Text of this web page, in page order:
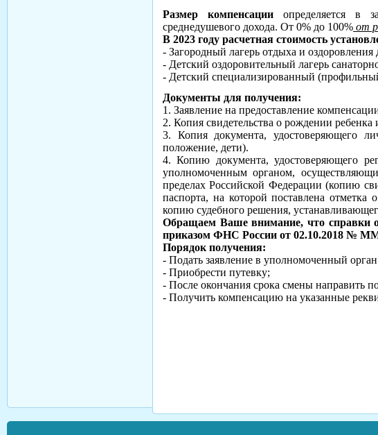
Размер компенсации определяется в
среднедушевого дохода. От 0% до 100% от
В 2023 году расчетная стоимость
- Загородный лагерь отдыха и оздоровления
- Детский оздоровительный лагерь
- Детский специализированный
Документы для получения:
1. Заявление на предоставление
2. Копия свидетельства о рождении
3. Копия документа, удостоверяющего
положение, дети).
4. Копию документа, удостоверяющего
уполномоченным органом,
пределах Российской Федерации (копию
паспорта, на которой поставлена
копию судебного решения,
Обращаем Ваше внимание, что справки
приказом ФНС России от 02.10.2018 №
Порядок получения:
- Подать заявление в уполномоченный
- Приобрести путевку;
- После окончания срока смены направить
- Получить компенсацию на указанные